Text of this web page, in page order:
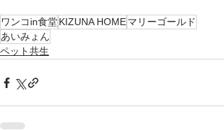
ワンコin食堂KIZUNA HOMEマリーゴールド
あいみょん
ペット共生